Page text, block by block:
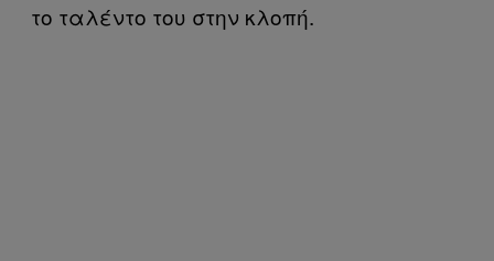
το ταλέντο του στην κλοπή.